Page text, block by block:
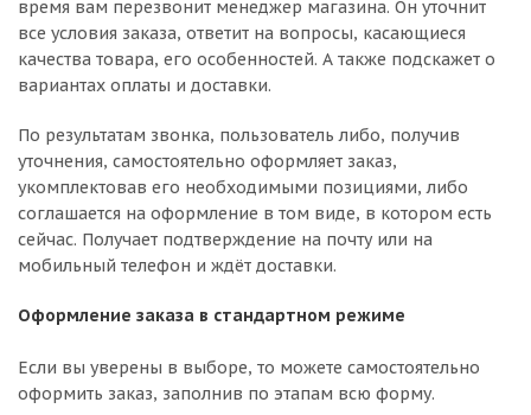
время вам перезвонит менеджер магазина. Он уточнит
все условия заказа, ответит на вопросы, касающиеся
качества товара, его особенностей. А также подскажет о
вариантах оплаты и доставки.
По результатам звонка, пользователь либо, получив
уточнения, самостоятельно оформляет заказ,
укомплектовав его необходимыми позициями, либо
соглашается на оформление в том виде, в котором есть
сейчас. Получает подтверждение на почту или на
мобильный телефон и ждёт доставки.
Оформление заказа в стандартном режиме
Если вы уверены в выборе, то можете самостоятельно
оформить заказ, заполнив по этапам всю форму.